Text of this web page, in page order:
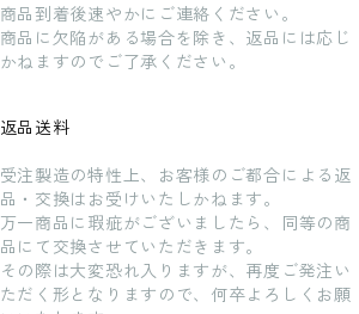
商品到着後速やかにご連絡ください。
商品に欠陥がある場合を除き、返品には応じ
かねますのでご了承ください。
返品送料
受注製造の特性上、お客様のご都合による返
品・交換はお受けいたしかねます。
万一商品に瑕疵がございましたら、同等の商
品にて交換させていただきます。
その際は大変恐れ入りますが、再度ご発注い
ただく形となりますので、何卒よろしくお願